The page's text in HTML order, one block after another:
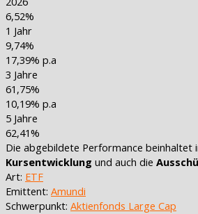
6,52%
1 Jahr
9,74%
17,39% p.a
3 Jahre
61,75%
10,19% p.a
5 Jahre
62,41%
Die abgebildete Performance beinhaltet
Kursentwicklung und auch die
Art: ETF
Emittent: Amundi
Schwerpunkt: Aktienfonds Large Cap